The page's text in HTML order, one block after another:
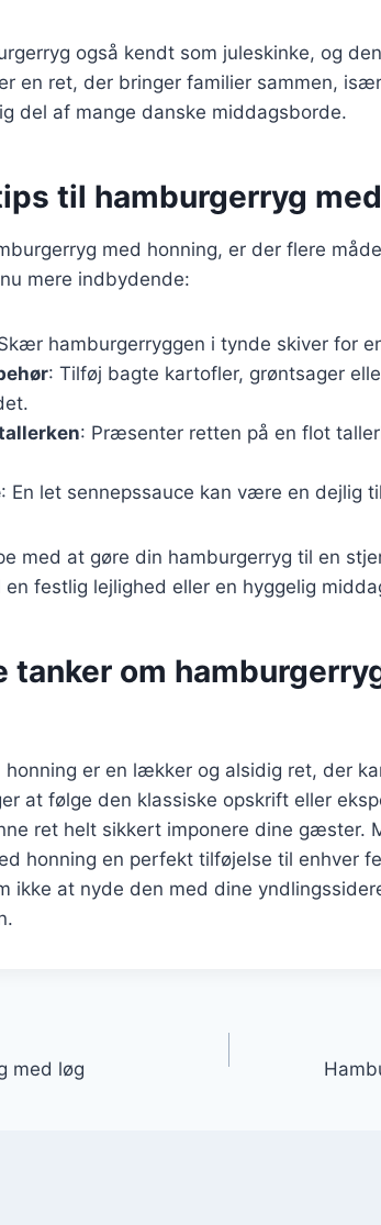
også kendt som juleskinke, og
en ret, der bringer familier sammen,
del af mange danske middagsborde.
til hamburgerryg
med honning, er der flere
mere indbydende:
hamburgerryggen i tynde skiver for
: Tilføj bagte kartofler, grøntsager
: Præsenter retten på en flot
: En let sennepssauce kan være en dejlig
med at gøre din hamburgerryg til en
festlig lejlighed eller en hyggelig
tanker om
honning er en lækker og alsidig ret, der
at følge den klassiske opskrift eller
ret helt sikkert imponere dine gæster.
honning en perfekt tilføjelse til enhver
ikke at nyde den med dine
med løg